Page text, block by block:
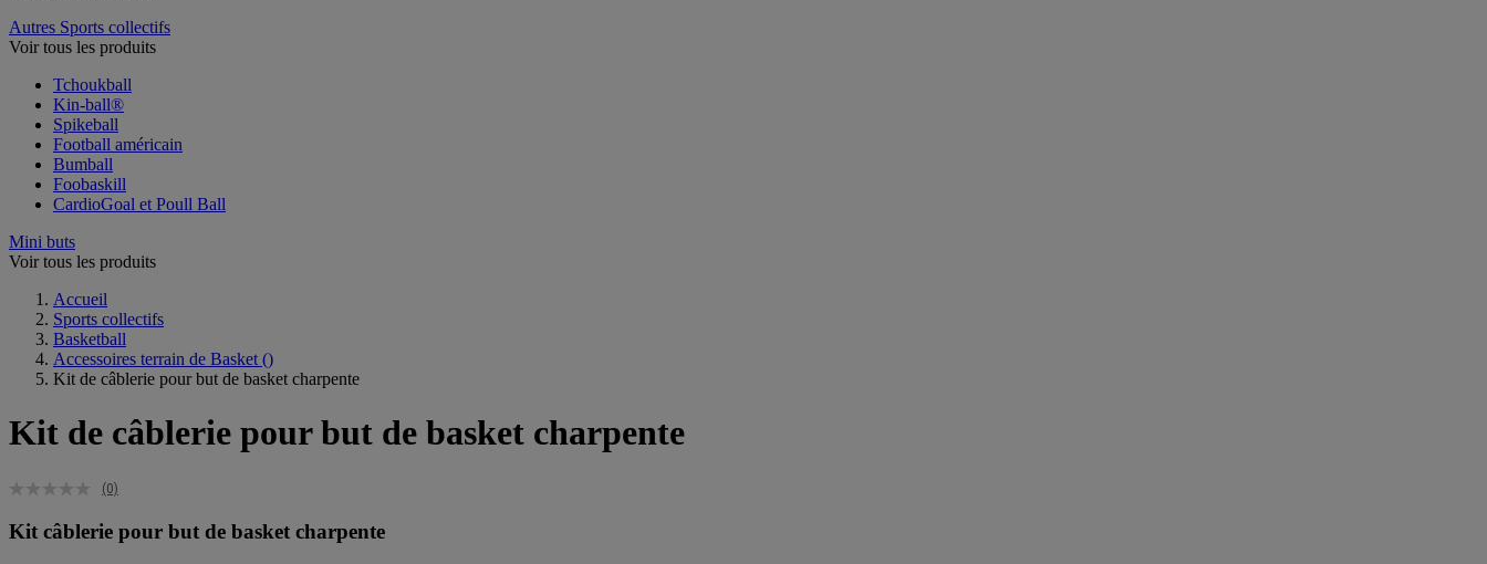
Autres Sports collectifs
Voir tous les produits
Tchoukball
Kin-ball®
Spikeball
Football américain
Bumball
Foobaskill
CardioGoal et Poull Ball
Mini buts
Voir tous les produits
Accueil
Sports collectifs
Basketball
Accessoires terrain de Basket ()
Kit de câblerie pour but de basket charpente
Kit de câblerie pour but de basket charpente
(0)
Kit câblerie pour but de basket charpente